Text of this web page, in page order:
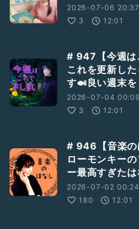
2026-07-06
3
12:01
# 947【今週は
これを更新し
す🍛良い週末を
2026-07-04
3
12:01
# 946【音楽
ローモンキー
ー最高すぎたは
2026-07-02
180
12:01